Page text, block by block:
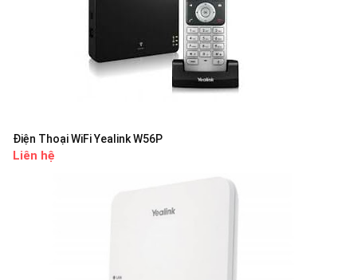
Điện Thoại WiFi Yealink W56P
Liên hệ